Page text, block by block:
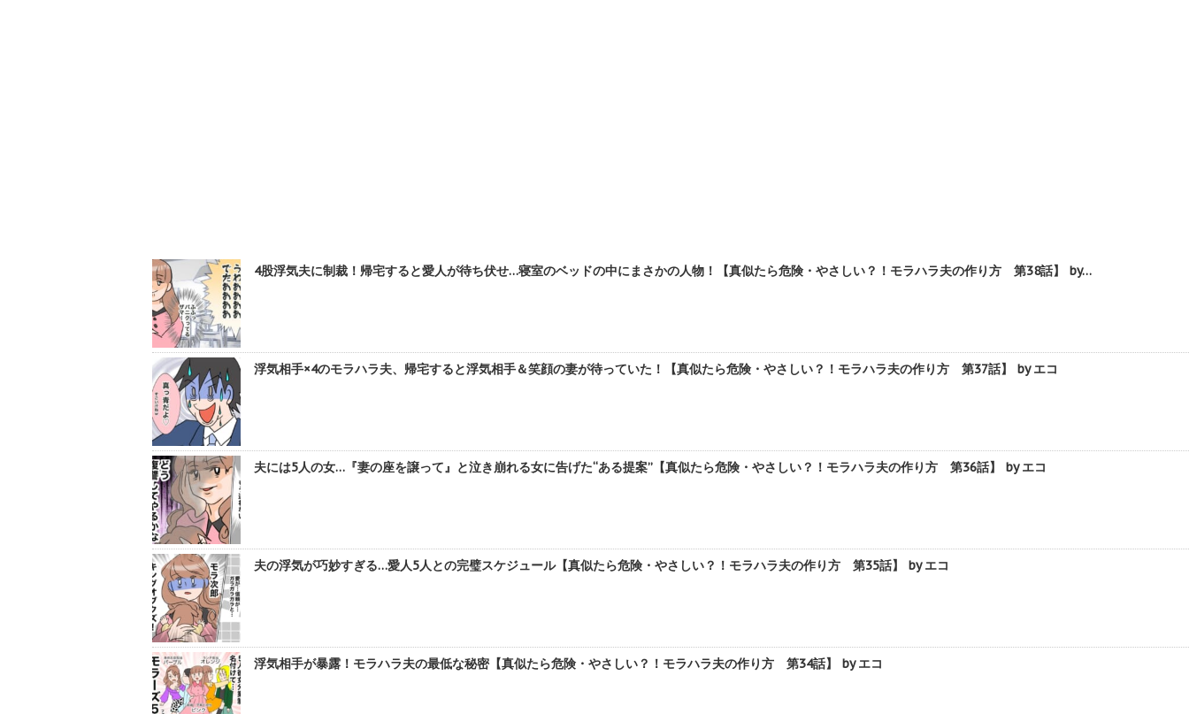
4股浮気夫に制裁！帰宅すると愛人が待ち伏せ…寝室のベッドの中にまさかの人物！【真似たら危険・やさしい？！モラハラ夫の作り方 第38話】 by…
浮気相手×4のモラハラ夫、帰宅すると浮気相手＆笑顔の妻が待っていた！【真似たら危険・やさしい？！モラハラ夫の作り方 第37話】 by エコ
夫には5人の女…『妻の座を譲って』と泣き崩れる女に告げた“ある提案”【真似たら危険・やさしい？！モラハラ夫の作り方 第36話】 by エコ
夫の浮気が巧妙すぎる…愛人5人との完璧スケジュール【真似たら危険・やさしい？！モラハラ夫の作り方 第35話】 by エコ
浮気相手が暴露！モラハラ夫の最低な秘密【真似たら危険・やさしい？！モラハラ夫の作り方 第34話】 by エコ